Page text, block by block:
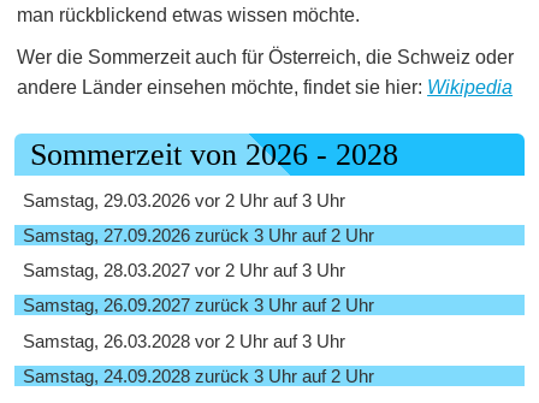
man rückblickend etwas wissen möchte.
Wer die Sommerzeit auch für Österreich, die Schweiz oder
andere Länder einsehen möchte, findet sie hier: Wikipedia
Sommerzeit von 2026 - 2028
Samstag, 29.03.2026 vor 2 Uhr auf 3 Uhr
Samstag, 27.09.2026 zurück 3 Uhr auf 2 Uhr
Samstag, 28.03.2027 vor 2 Uhr auf 3 Uhr
Samstag, 26.09.2027 zurück 3 Uhr auf 2 Uhr
Samstag, 26.03.2028 vor 2 Uhr auf 3 Uhr
Samstag, 24.09.2028 zurück 3 Uhr auf 2 Uhr